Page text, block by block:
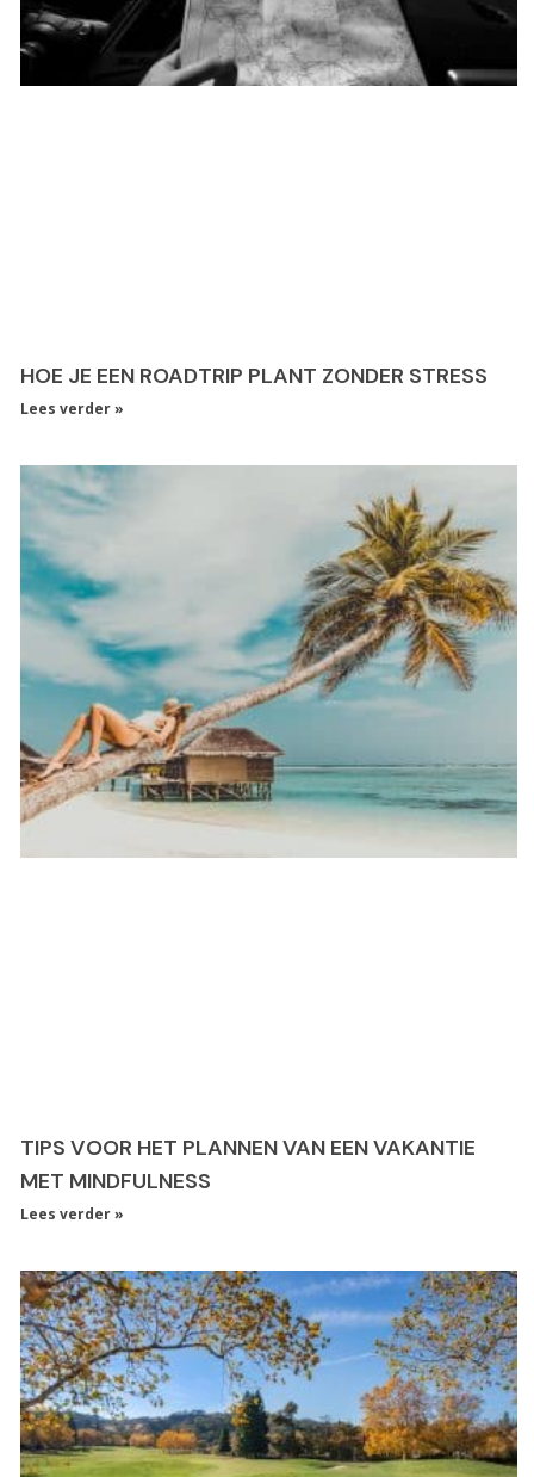
HOE JE EEN ROADTRIP PLANT ZONDER STRESS
Lees verder »
TIPS VOOR HET PLANNEN VAN EEN VAKANTIE
MET MINDFULNESS
Lees verder »